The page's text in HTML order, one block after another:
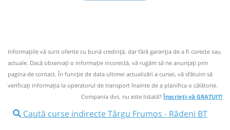
via Roman , Bacau, Onesti, Tg. Secuiesc Telefon rezervari:
0740 470 996 Telefon sofer masina: 0745 070 959
Nu a circulat?Semnalați aici (29 comentarii)
Pune poze din călătoria ta⤣
20:50 Târgu Frumos Autogara Targu Frumos
Informaţiile vă sunt oferite cu bună credinţă, dar fără garanţia de a fi corecte sau
actuale. Dacă observați o informaţie incorectă, vă rugăm să ne anunțați prin
pagina de contact. În funcție de data ultimei actualizări a cursei, vă sfătuim să
verificaţi informaţia la operatorul de transport înainte de a planifica o călătorie.
Compania dvs. nu este listată?Înscrieți-vă GRATUIT!
Caută curse indirecte Târgu Frumos - Rădeni BT